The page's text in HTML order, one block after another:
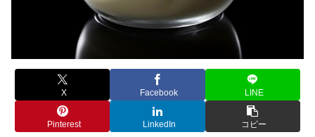
X Facebook LINE
Pinterest LinkedIn コピー